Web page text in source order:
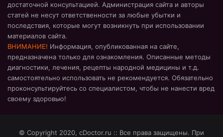
достаточной консультацией. Администрация сайта и авторы
статей не несут ответственности за любые убытки и
последствия, которые могут возникнуть при использовании
материалов сайта.
ВНИМАНИЕ! Информация, опубликованная на сайте,
предназначена только для ознакомления. Описанные методы
диагностики, лечения, рецепты народной медицины и т.д.
самостоятельно использовать не рекомендуется. Обязательно
проконсультируйтесь со специалистом, чтобы не нанести вред
своему здоровью!
© Copyright 2020, cDoctor.ru :: Все права защищены. При